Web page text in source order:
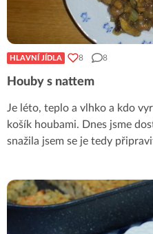
HLAVNÍ JÍDLA 8 8
Houby s nattem
Je léto, teplo a vlhko a kdo
košík houbami. Dnes jsme
snažila jsem se je tedy